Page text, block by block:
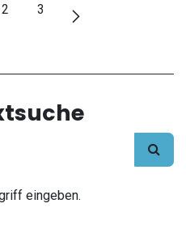
2 3
eingeben.